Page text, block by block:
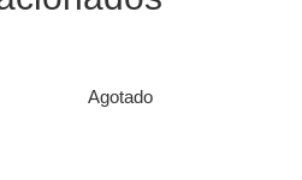
Agotado